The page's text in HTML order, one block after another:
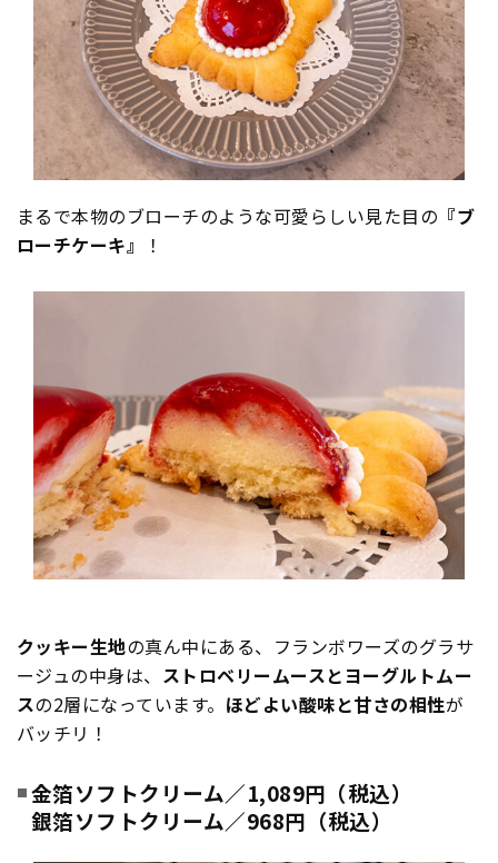
まるで本物のブローチのような可愛らしい見た目の 『ブ
ローチケーキ』
！
クッキー生地の真ん中にある、フランボワーズのグラサ
ージュの中身は、 ストロベリームースとヨーグルトムー
スの2層になっています。 ほどよい酸味と甘さの相性が
バッチリ！
金箔ソフトクリーム／1,089円（税込）
銀箔ソフトクリーム／968円（税込）